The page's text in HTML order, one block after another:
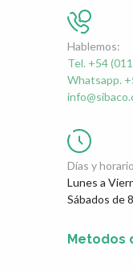
Hablemos:
Tel. +54
Whatsapp.
Días y
Lunes a
Sábados de
Metodos